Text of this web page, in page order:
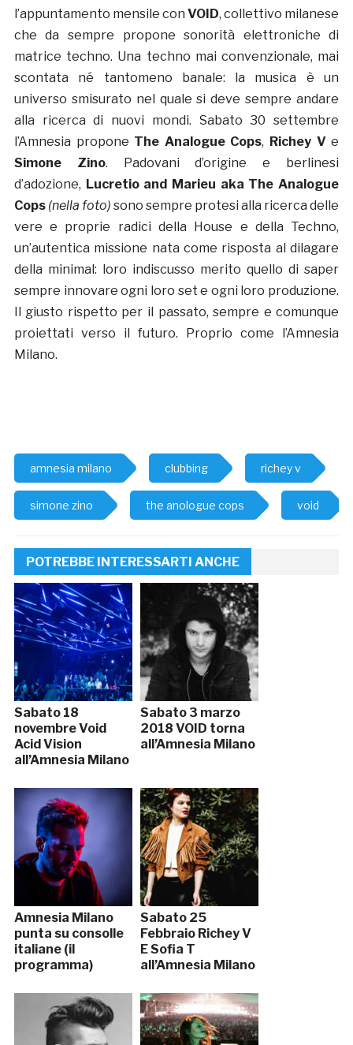
l’appuntamento mensile conVOID, collettivo milanese
che da sempre propone sonorità elettroniche di
matrice techno. Una techno mai convenzionale, mai
scontata né tantomeno banale: la musica è un
universo smisurato nel quale si deve sempre andare
alla ricerca di nuovi mondi. Sabato 30 settembre
l’Amnesia propone The Analogue Cops, Richey Ve
Simone Zino. Padovani d’origine e berlinesi
d’adozione, Lucretio and Marieu aka The Analogue
Cops (nella foto) sono sempre protesi alla ricerca delle
vere e proprie radici della House e della Techno,
un’autentica missione nata come risposta al dilagare
della minimal: loro indiscusso merito quello di saper
sempre innovare ogni loro set e ogni loro produzione.
Il giusto rispetto per il passato, sempre e comunque
proiettati verso il futuro. Proprio come l’Amnesia
Milano.
amnesia milano clubbing richey v
simone zino the anologue cops void
POTREBBE INTERESSARTI ANCHE
Sabato 18
novembre Void
Acid Vision
all’Amnesia Milano
Sabato 3 marzo
2018 VOID torna
all’Amnesia Milano
Amnesia Milano
punta su consolle
italiane (il
programma)
Sabato 25
Febbraio Richey V
E Sofia T
all’Amnesia Milano